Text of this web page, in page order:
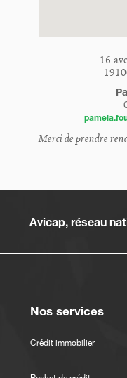
16
Merci de prendre
Avicap, réseau
Nos services
Crédit immobilier